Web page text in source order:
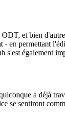
et bien
permettant
également
a déjà
se sentiront